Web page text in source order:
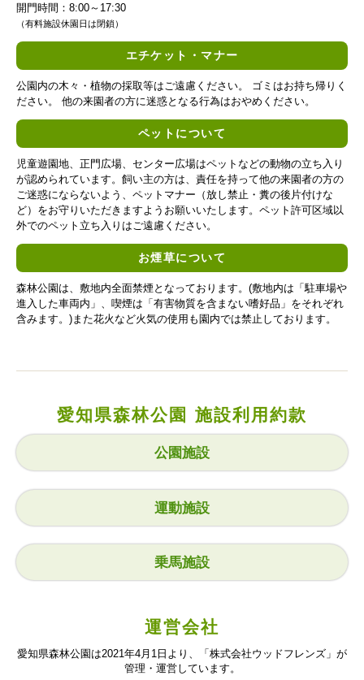
開門時間：8:00～17:30
（有料施設休園日は閉鎖）
エチケット・マナー
公園内の木々・植物の採取等はご遠慮ください。 ゴミはお持ち帰りく
ださい。 他の来園者の方に迷惑となる行為はおやめください。
ペットについて
児童遊園地、正門広場、センター広場はペットなどの動物の立ち入り
が認められています。飼い主の方は、責任を持って他の来園者の方の
ご迷惑にならないよう、ペットマナー（放し禁止・糞の後片付けな
ど）をお守りいただきますようお願いいたします。ペット許可区域以
外でのペット立ち入りはご遠慮ください。
お煙草について
森林公園は、敷地内全面禁煙となっております。(敷地内は「駐車場や
進入した車両内」、喫煙は「有害物質を含まない嗜好品」をそれぞれ
含みます。)また花火など火気の使用も園内では禁止しております。
愛知県森林公園 施設利用約款
公園施設
運動施設
乗馬施設
運営会社
愛知県森林公園は2021年4月1日より、「株式会社ウッドフレンズ」が
管理・運営しています。